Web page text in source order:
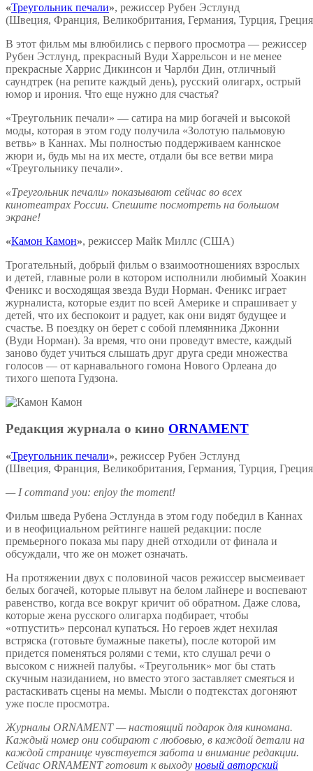
«Треугольник печали», режиссер Рубен Эстлунд
(Швеция, Франция, Великобритания, Германия, Турция,
В этот фильм мы влюбились с первого просмотра — режиссер
Рубен Эстлунд, прекрасный Вуди Харрельсон и не менее
прекрасные Харрис Дикинсон и Чарлби Дин, отличный
саундтрек (на репите каждый день), русский олигарх, острый
юмор и ирония. Что еще нужно для счастья?
«Треугольник печали» — сатира на мир богачей и высокой
моды, которая в этом году получила «Золотую пальмовую
ветвь» в Каннах. Мы полностью поддерживаем каннское
жюри и, будь мы на их месте, отдали бы все ветви мира
«Треугольнику печали».
«Треугольник печали» показывают сейчас во всех
кинотеатрах России. Спешите посмотреть на большом
экране!
«Камон Камон», режиссер Майк Миллс (США)
Трогательный, добрый фильм о взаимоотношениях взрослых
и детей, главные роли в котором исполнили любимый Хоакин
Феникс и восходящая звезда Вуди Норман. Феникс играет
журналиста, которые ездит по всей Америке и спрашивает у
детей, что их беспокоит и радует, как они видят будущее и
счастье. В поездку он берет с собой племянника Джонни
(Вуди Норман). За время, что они проведут вместе, каждый
заново будет учиться слышать друг друга среди множества
голосов — от карнавального гомона Нового Орлеана до
тихого шепота Гудзона.
Редакция журнала о кино ORNAMENT
«Треугольник печали», режиссер Рубен Эстлунд
(Швеция, Франция, Великобритания, Германия, Турция,
— I command you: enjoy the moment!
Фильм шведа Рубена Эстлунда в этом году победил в Каннах
и в неофициальном рейтинге нашей редакции: после
премьерного показа мы пару дней отходили от финала и
обсуждали, что же он может означать.
На протяжении двух с половиной часов режиссер высмеивает
белых богачей, которые плывут на белом лайнере и воспевают
равенство, когда все вокруг кричит об обратном. Даже слова,
которые жена русского олигарха подбирает, чтобы
«отпустить» персонал купаться. Но героев ждет нехилая
встряска (готовьте бумажные пакеты), после которой им
придется поменяться ролями с теми, кто слушал речи о
высоком с нижней палубы. «Треугольник» мог бы стать
скучным назиданием, но вместо этого заставляет смеяться и
растаскивать сцены на мемы. Мысли о подтекстах догоняют
уже после просмотра.
Журналы ORNAMENT — настоящий подарок для киномана.
Каждый номер они собирают с любовью, в каждой детали на
каждой странице чувствуется забота и внимание редакции.
Сейчас ORNAMENT готовит к выходу новый авторский